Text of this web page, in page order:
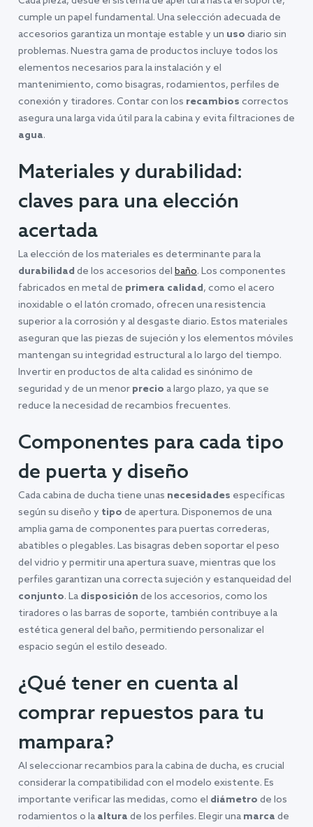
cumple un papel fundamental. Una selección adecuada de
accesorios garantiza un montaje estable y un uso diario sin
problemas. Nuestra gama de productos incluye todos los
elementos necesarios para la instalación y el
mantenimiento, como bisagras, rodamientos, perfiles de
conexión y tiradores. Contar con los recambios correctos
asegura una larga vida útil para la cabina y evita filtraciones de
agua.
Materiales y durabilidad:
claves para una elección
acertada
La elección de los materiales es determinante para la
durabilidad de los accesorios del baño. Los componentes
fabricados en metal de primera calidad, como el acero
inoxidable o el latón cromado, ofrecen una resistencia
superior a la corrosión y al desgaste diario. Estos materiales
aseguran que las piezas de sujeción y los elementos móviles
mantengan su integridad estructural a lo largo del tiempo.
Invertir en productos de alta calidad es sinónimo de
seguridad y de un menor precio a largo plazo, ya que se
reduce la necesidad de recambios frecuentes.
Componentes para cada tipo
de puerta y diseño
Cada cabina de ducha tiene unas necesidades específicas
según su diseño y tipo de apertura. Disponemos de una
amplia gama de componentes para puertas correderas,
abatibles o plegables. Las bisagras deben soportar el peso
del vidrio y permitir una apertura suave, mientras que los
perfiles garantizan una correcta sujeción y estanqueidad del
conjunto. La disposición de los accesorios, como los
tiradores o las barras de soporte, también contribuye a la
estética general del baño, permitiendo personalizar el
espacio según el estilo deseado.
¿Qué tener en cuenta al
comprar repuestos para tu
mampara?
Al seleccionar recambios para la cabina de ducha, es crucial
considerar la compatibilidad con el modelo existente. Es
importante verificar las medidas, como el diámetro de los
rodamientos o la altura de los perfiles. Elegir una marca de